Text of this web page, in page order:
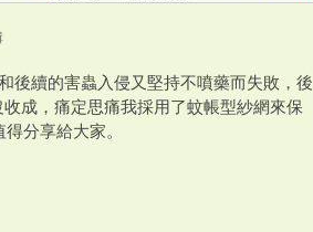
後續的害蟲入侵又堅持不噴藥而失敗，後
成，痛定思痛我採用了蚊帳型紗網來保
分享給大家。